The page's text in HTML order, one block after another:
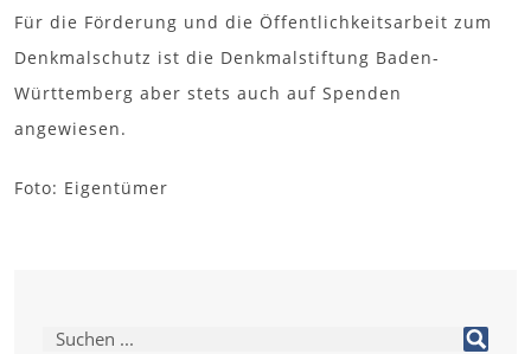
Für die Förderung und die Öffentlichkeitsarbeit zum
Denkmalschutz ist die Denkmalstiftung Baden-
Württemberg aber stets auch auf Spenden
angewiesen.
Foto: Eigentümer